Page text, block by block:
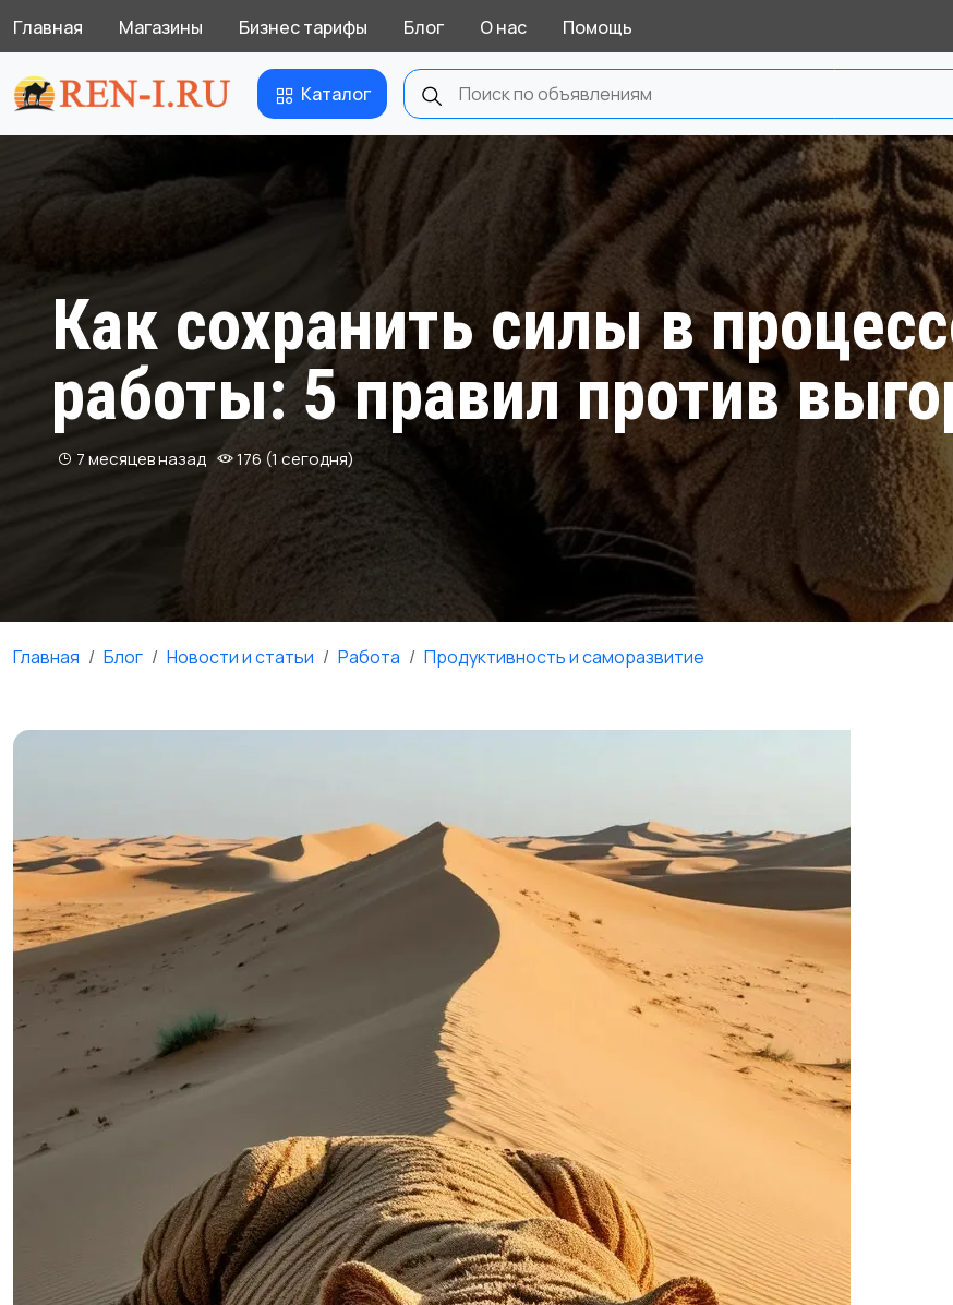
Главная Магазины Бизнес тарифы Блог О нас Помощь
Каталог
Как сохранить силы в
работы: 5 правил против
7 месяцев назад 176 (1 сегодня)
Главная Блог Новости и статьи Работа Продуктивность и саморазвитие